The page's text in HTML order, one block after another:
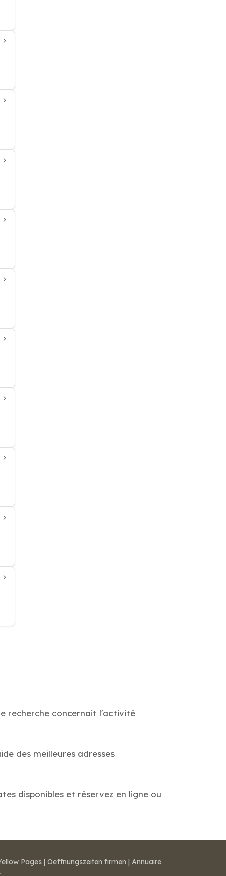
recherche concernait l'activité
des meilleures adresses
disponibles et réservez en ligne ou
Pages | Oeffnungszeiten firmen | Annuaire